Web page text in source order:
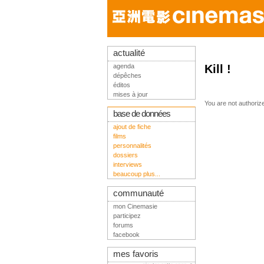
Kill !
You are not
actualité
agenda
dépêches
éditos
mises à jour
base de données
ajout de fiche
films
personnalités
dossiers
interviews
beaucoup plus...
communauté
mon Cinemasie
participez
forums
facebook
mes favoris